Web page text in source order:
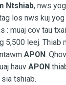
Ntshiab, nws
los nws kuj
: muaj cov tau
5,500 leej. Thiab
APON.
hauv APON
tshiab.